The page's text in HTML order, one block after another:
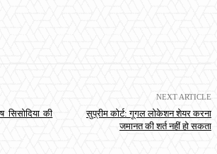
सिसोदिया की
NEXT ARTICLE
सुप्रीम कोर्ट: गूगल लोकेशन शेयर करना
जमानत की शर्त नहीं हो सकता